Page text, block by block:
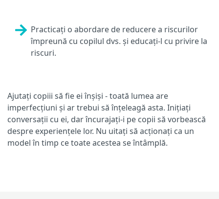
Practicați o abordare de reducere a riscurilor
împreună cu copilul dvs. și educați-l cu privire la
riscuri.
Ajutați copiii să fie ei înșiși - toată lumea are
imperfecțiuni și ar trebui să înțeleagă asta. Inițiați
conversații cu ei, dar încurajați-i pe copii să vorbească
despre experiențele lor. Nu uitați să acționați ca un
model în timp ce toate acestea se întâmplă.